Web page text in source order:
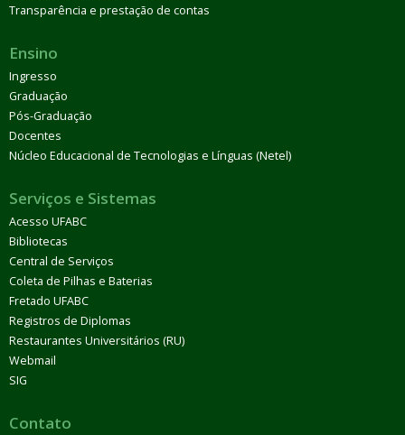
Transparência e prestação de contas
Ensino
Ingresso
Graduação
Pós-Graduação
Docentes
Núcleo Educacional de Tecnologias e Línguas (Netel)
Serviços e Sistemas
Acesso UFABC
Bibliotecas
Central de Serviços
Coleta de Pilhas e Baterias
Fretado UFABC
Registros de Diplomas
Restaurantes Universitários (RU)
Webmail
SIG
Contato